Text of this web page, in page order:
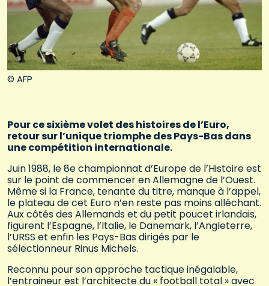
© AFP
Pour ce sixième volet des histoires de l’Euro,
retour sur l’unique triomphe des Pays-Bas dans
une compétition internationale.
Juin 1988, le 8e championnat d’Europe de l’Histoire est
sur le point de commencer en Allemagne de l’Ouest.
Même si la France, tenante du titre, manque à l’appel,
le plateau de cet Euro n’en reste pas moins alléchant.
Aux côtés des Allemands et du petit poucet irlandais,
figurent l’Espagne, l’Italie, le Danemark, l’Angleterre,
l’URSS et enfin les Pays-Bas dirigés par le
sélectionneur Rinus Michels.
Reconnu pour son approche tactique inégalable,
l’entraineur est l’architecte du « football total » avec